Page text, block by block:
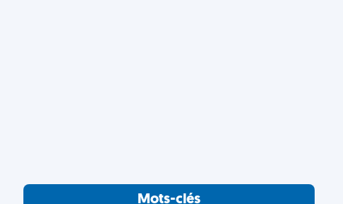
Mots-clés